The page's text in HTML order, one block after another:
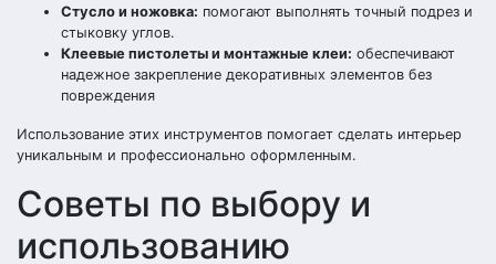
Стусло и ножовка: помогают выполнять точный подрез и
стыковку углов.
Клеевые пистолеты и монтажные клеи: обеспечивают
надежное закрепление декоративных элементов без
повреждения
Использование этих инструментов помогает сделать интерьер
уникальным и профессионально оформленным.
Советы по выбору и
использованию